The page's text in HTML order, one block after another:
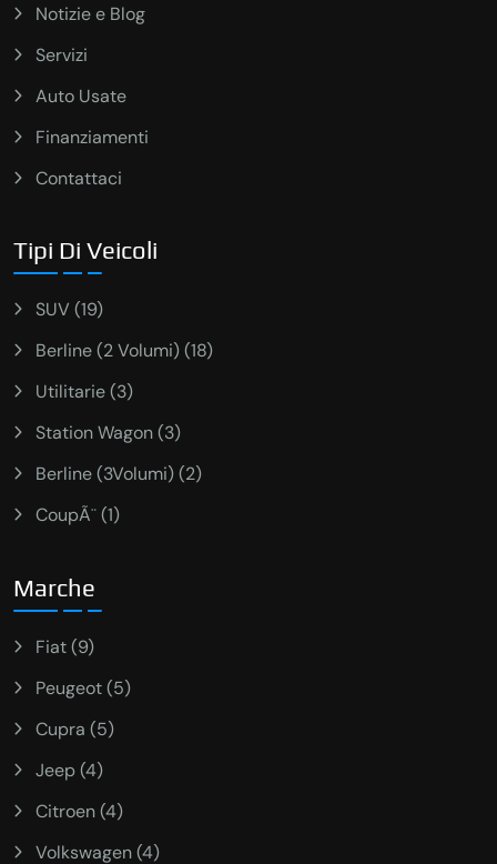
Notizie e Blog
Servizi
Auto Usate
Finanziamenti
Contattaci
Tipi Di Veicoli
SUV (19)
Berline (2 Volumi) (18)
Utilitarie (3)
Station Wagon (3)
Berline (3Volumi) (2)
CoupÃ¨ (1)
Marche
Fiat (9)
Peugeot (5)
Cupra (5)
Jeep (4)
Citroen (4)
Volkswagen (4)